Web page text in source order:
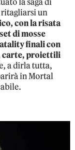
un
con la risata
di mosse
finali con
carte, proiettili
a dirla tutta,
in Mortal